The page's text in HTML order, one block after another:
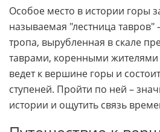
Особое место в истории горы
называемая "лестница тавров"
тропа, вырубленная в скале
таврами, коренными
ведет к вершине горы и
ступеней. Пройти по ней –
истории и ощутить связь